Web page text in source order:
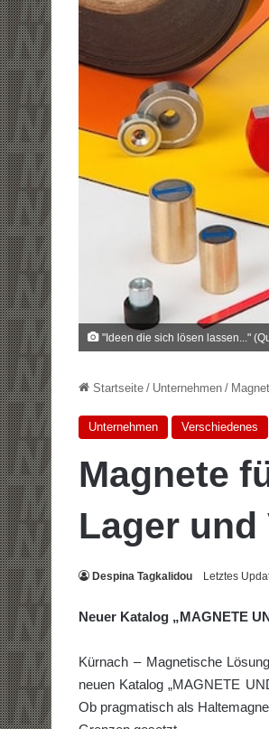
"Ideen die sich lösen lassen..."
Startseite / Unternehmen /
Unternehmen Verschiedenes
Magnete
Lager und
Despina Tagkalidou Letztes
Neuer Katalog „MAGNETE
Kürnach – Magnetische
neuen Katalog „MAGNETE
Ob pragmatisch als